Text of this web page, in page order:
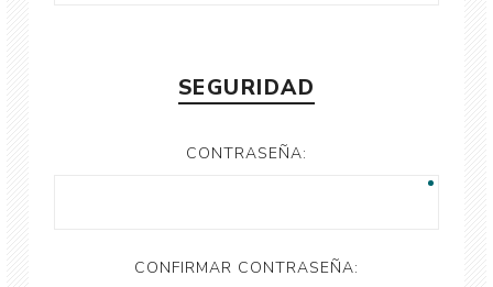
SEGURIDAD
CONTRASEÑA:
CONFIRMAR CONTRASEÑA: